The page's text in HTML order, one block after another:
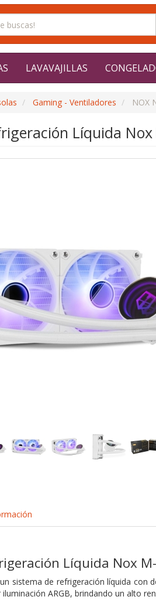
LAVAVAJILLAS
Gaming - Ventiladores NOX
Líquida Nox
Líquida Nox
sistema de refrigeración líquida con
iluminación ARGB, brindando un alto